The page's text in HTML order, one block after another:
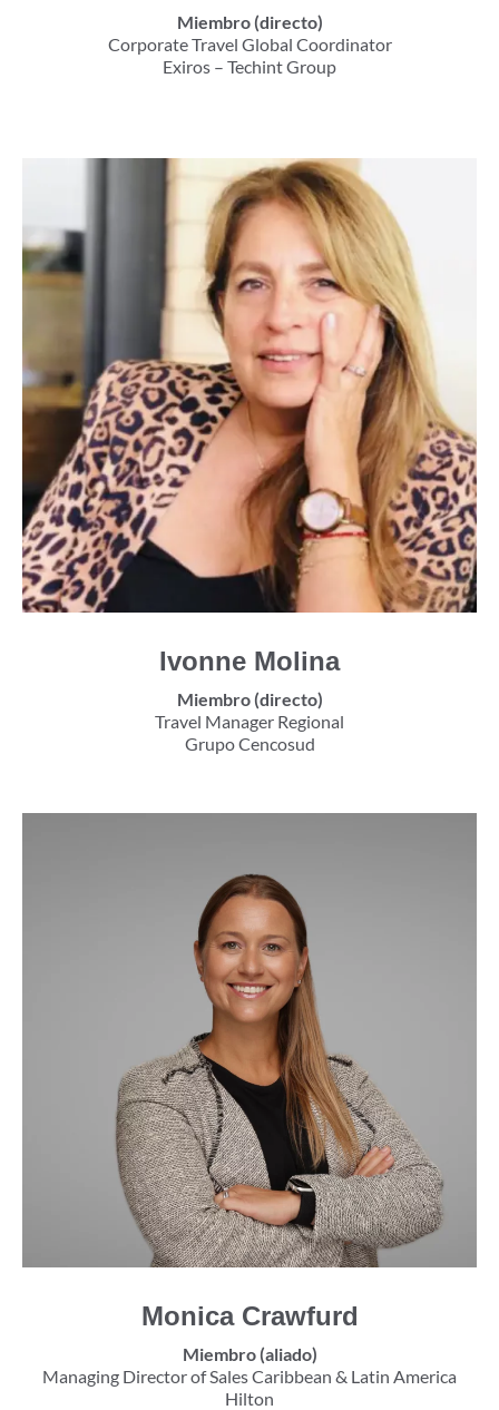
Miembro (directo)
Corporate Travel Global Coordinator
Exiros – Techint Group
Ivonne Molina
Miembro (directo)
Travel Manager Regional
Grupo Cencosud
Monica Crawfurd
Miembro (aliado)
Managing Director of Sales Caribbean & Latin America
Hilton